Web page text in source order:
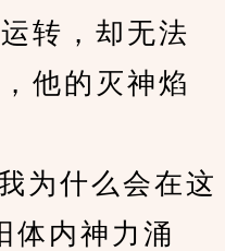
转，却无法
他的灭神焰
体内神力涌